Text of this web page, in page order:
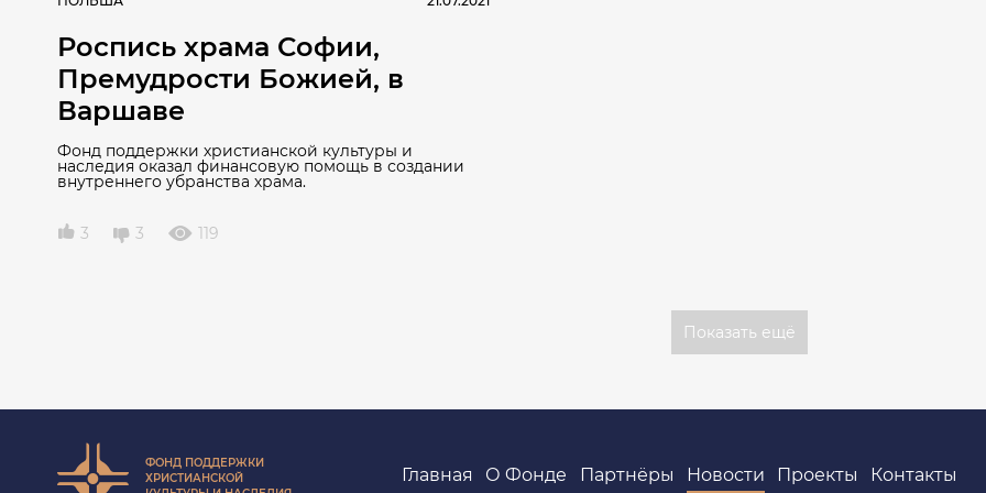
Роспись храма Софии,
Премудрости Божией, в
Варшаве
Фонд поддержки христианской культуры и
наследия оказал финансовую помощь в создании
внутреннего убранства храма.
3 3 119
Показать ещё
Главная О Фонде Партнёры Новости Проекты Контакты
ФОНД ПОДДЕРЖКИ
ХРИСТИАНСКОЙ